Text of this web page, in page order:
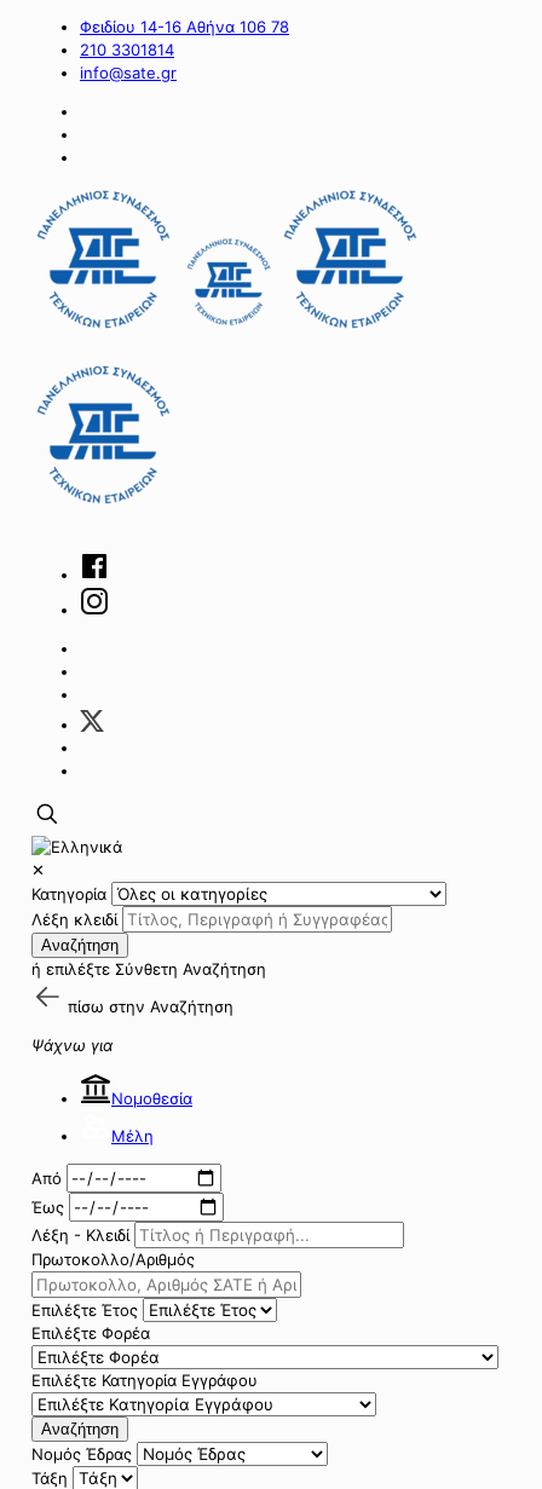
Φειδίου 14-16 Αθήνα 106 78
210 3301814
info@sate.gr
✕
Κατηγορία
Λέξη κλειδί
Αναζήτηση
ή επιλέξτε Σύνθετη Αναζήτηση
πίσω στην Αναζήτηση
Ψάχνω για
Νομοθεσία
Μέλη
Από
Έως
Λέξη - Κλειδί
Πρωτοκολλο/Αριθμός
Επιλέξτε Έτος
Επιλέξτε Φορέα
Επιλέξτε Κατηγορία Εγγράφου
Αναζήτηση
Νομός Έδρας
Τάξη